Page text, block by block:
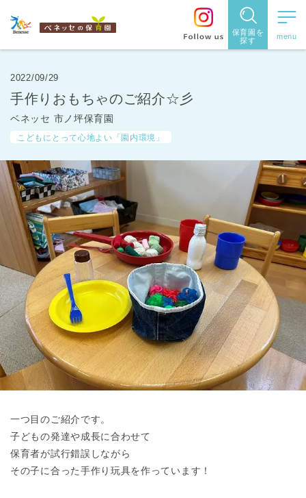
保育園を
探す
保育園を探す
住所・駅
名から探
す
都道府県
から探す
東京都
東京都 全域
2022/09/29
手作りおもちゃのご紹介☆彡
ベネッセ 市ノ坪保育園
こどもにとって心地よい「園内環境」
一つ目のご紹介です。
子どもの発達や成長に合わせて
保育者が試行錯誤しながら
その子に合った手作り玩具を作っています！